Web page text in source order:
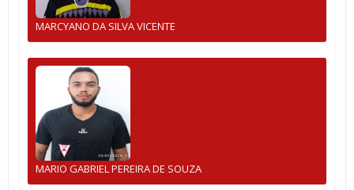
MARCYANO DA SILVA VICENTE
MARIO GABRIEL PEREIRA DE SOUZA